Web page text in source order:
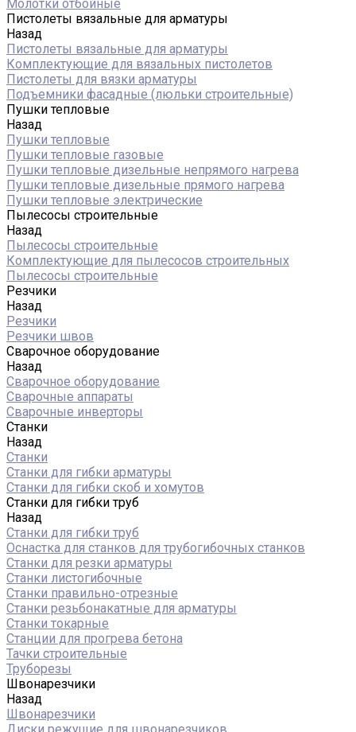
Молотки отбойные
Пистолеты вязальные для арматуры
Назад
Пистолеты вязальные для арматуры
Комплектующие для вязальных пистолетов
Пистолеты для вязки арматуры
Подъемники фасадные (люльки строительные)
Пушки тепловые
Назад
Пушки тепловые
Пушки тепловые газовые
Пушки тепловые дизельные непрямого нагрева
Пушки тепловые дизельные прямого нагрева
Пушки тепловые электрические
Пылесосы строительные
Назад
Пылесосы строительные
Комплектующие для пылесосов строительных
Пылесосы строительные
Резчики
Назад
Резчики
Резчики швов
Сварочное оборудование
Назад
Сварочное оборудование
Сварочные аппараты
Сварочные инверторы
Станки
Назад
Станки
Станки для гибки арматуры
Станки для гибки скоб и хомутов
Станки для гибки труб
Назад
Станки для гибки труб
Оснастка для станков для трубогибочных станков
Станки для резки арматуры
Станки листогибочные
Станки правильно-отрезные
Станки резьбонакатные для арматуры
Станки токарные
Станции для прогрева бетона
Тачки строительные
Труборезы
Швонарезчики
Назад
Швонарезчики